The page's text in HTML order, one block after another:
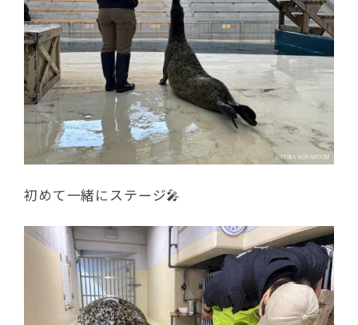
初めて一緒にステージ🎤